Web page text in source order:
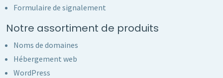
Formulaire de signalement
Notre assortiment de produits
Noms de domaines
Hébergement web
WordPress